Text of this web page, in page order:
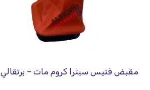
مقبض فتيس سيترا كروم مات – برتقالي